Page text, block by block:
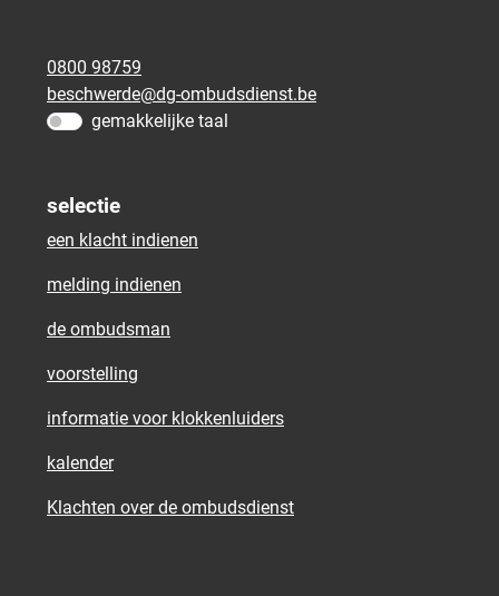
0800 98759
beschwerde@dg-ombudsdienst.be
gemakkelijke taal
selectie
een klacht indienen
melding indienen
de ombudsman
voorstelling
informatie voor klokkenluiders
kalender
Klachten over de ombudsdienst